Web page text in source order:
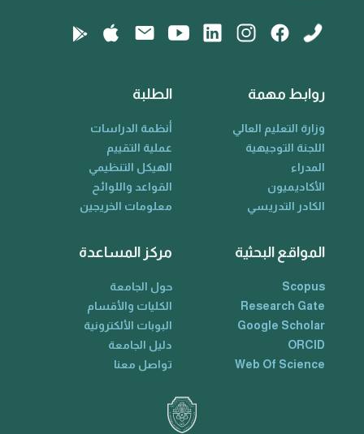
روابط مهمة
وزارة التعليم العالي
اللجنة التوجيهية
المدراء
الأكاديميون
الكادر التدريسي
الطلبة
أنظمة الدراسات
عملية التقييم
الهيكل التنظيمي
القواعد واللوائح
معلومات الخريجين
المواقع البحثية
Scopus
Research Gate
Google Scholar
ORCID
Web Of Science
مركز المساعدة
حول الجامعة
الكليات والأقسام
البوبات الألكترونية
دليل الجامعة
تواصل معنا